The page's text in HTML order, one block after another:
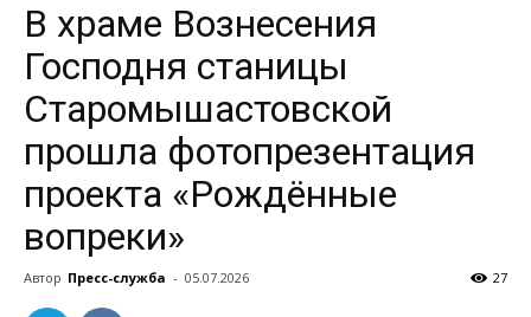
В храме Вознесения
Господня станицы
Старомышастовской
прошла фотопрезентация
проекта «Рождённые
вопреки»
Автор Пресс-служба - 05.07.2026 27